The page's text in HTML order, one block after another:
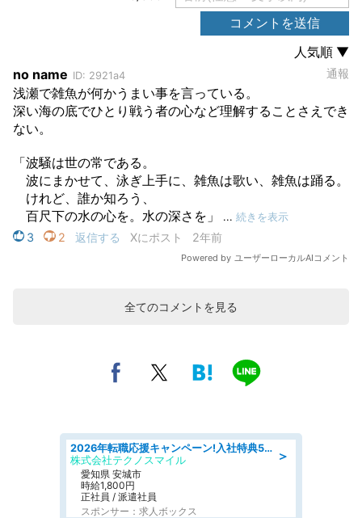
全てのコメントを見る
＞
2026年転職応援キャンペーン!入社特典58万円/デンソーで働こう!自動車工場で小型部品の検査業務 denso aichi
株式会社テクノスマイル
愛知県 安城市
時給1,800円
正社員 / 派遣社員
スポンサー：求人ボックス